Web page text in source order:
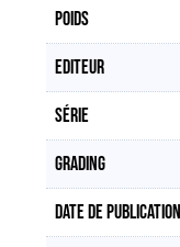
Poids
Editeur
Série
Grading
Date de publication